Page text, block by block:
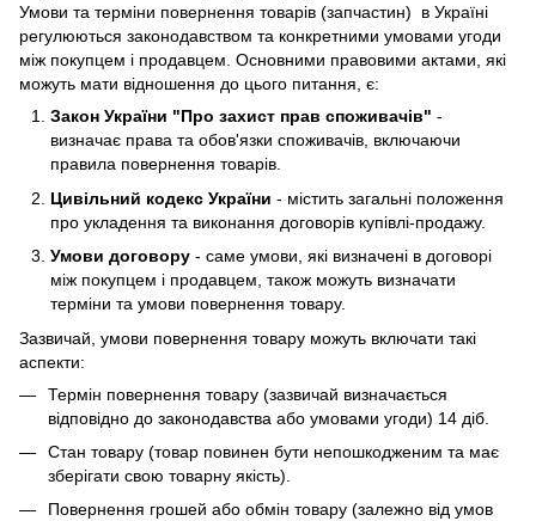
Умови та терміни повернення товарів (запчастин) в Україні
регулюються законодавством та конкретними умовами угоди
між покупцем і продавцем. Основними правовими актами, які
можуть мати відношення до цього питання, є:
Закон України "Про захист прав споживачів" -
визначає права та обов'язки споживачів, включаючи
правила повернення товарів.
Цивільний кодекс України - містить загальні положення
про укладення та виконання договорів купівлі-продажу.
Умови договору - саме умови, які визначені в договорі
між покупцем і продавцем, також можуть визначати
терміни та умови повернення товару.
Зазвичай, умови повернення товару можуть включати такі
аспекти:
Термін повернення товару (зазвичай визначається
відповідно до законодавства або умовами угоди) 14 діб.
Стан товару (товар повинен бути непошкодженим та має
зберігати свою товарну якість).
Повернення грошей або обмін товару (залежно від умов